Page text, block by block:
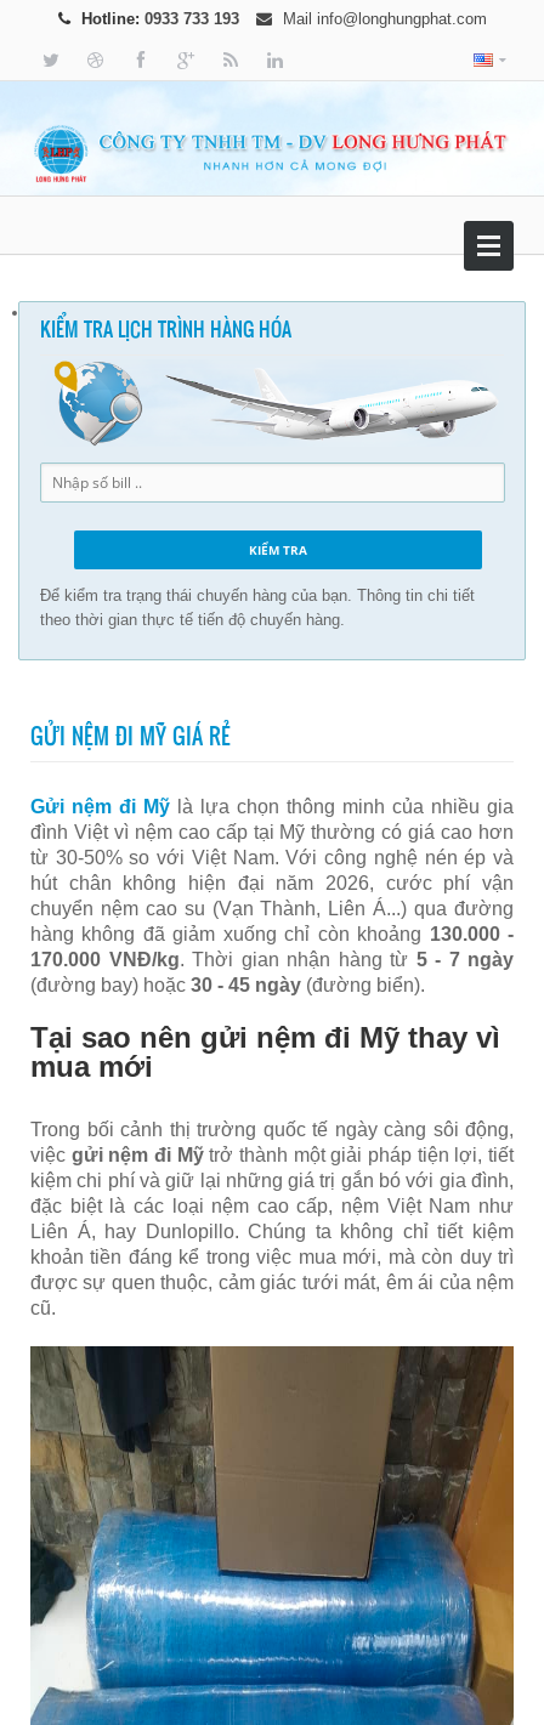
Hotline: 0933 733 193 Mail info@longhungphat.com
KIỂM TRA LỊCH TRÌNH HÀNG HÓA
Để kiểm tra trạng thái chuyến hàng của bạn. Thông tin chi tiết
theo thời gian thực tế tiến độ chuyến hàng.
GỬI NỆM ĐI MỸ GIÁ RẺ
Gửi nệm đi Mỹ là lựa chọn thông minh của nhiều gia
đình Việt vì nệm cao cấp tại Mỹ thường có giá cao hơn
từ 30-50% so với Việt Nam. Với công nghệ nén ép và
hút chân không hiện đại năm 2026, cước phí vận
chuyển nệm cao su (Vạn Thành, Liên Á...) qua đường
hàng không đã giảm xuống chỉ còn khoảng 130.000 -
170.000 VNĐ/kg. Thời gian nhận hàng từ 5 - 7 ngày
(đường bay) hoặc 30 - 45 ngày (đường biển).
Tại sao nên gửi nệm đi Mỹ thay vì
mua mới
Trong bối cảnh thị trường quốc tế ngày càng sôi động,
việc gửi nệm đi Mỹtrở thành một giải pháp tiện lợi, tiết
kiệm chi phí và giữ lại những giá trị gắn bó với gia đình,
đặc biệt là các loại nệm cao cấp, nệm Việt Nam như
Liên Á, hay Dunlopillo. Chúng ta không chỉ tiết kiệm
khoản tiền đáng kể trong việc mua mới, mà còn duy trì
được sự quen thuộc, cảm giác tưới mát, êm ái của nệm
cũ.